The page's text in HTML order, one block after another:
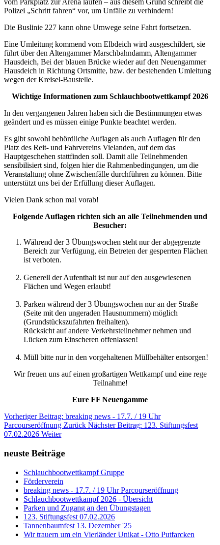
vom Parkplatz zur Arena laufen – aus diesem Grund schreibt die
Polizei „Schritt fahren“ vor, um Unfälle zu verhindern!
Die Buslinie 227 kann ohne Umwege seine Fahrt fortsetzen.
Eine Umleitung kommend vom Elbdeich wird ausgeschildert, sie
führt über den Altengammer Marschbahndamm, Altengammer
Hausdeich, Bei der blauen Brücke wieder auf den Neuengammer
Hausdeich in Richtung Ortsmitte, bzw. der bestehenden Umleitung
wegen der Kreisel-Baustelle.
Wichtige Informationen zum Schlauchbootwettkampf 2026
In den vergangenen Jahren haben sich die Bestimmungen etwas
geändert und es müssen einige Punkte beachtet werden.
Es gibt sowohl behördliche Auflagen als auch Auflagen für den
Platz des Reit- und Fahrvereins Vielanden, auf dem das
Hauptgeschehen stattfinden soll. Damit alle Teilnehmenden
sensibilisiert sind, folgen hier die Rahmenbedingungen, um die
Veranstaltung ohne Zwischenfälle durchführen zu können. Bitte
unterstützt uns bei der Erfüllung dieser Auflagen.
Vielen Dank schon mal vorab!
Folgende Auflagen richten sich an alle Teilnehmenden und
Besucher:
Während der 3 Übungswochen steht nur der abgegrenzte
Bereich zur Verfügung, ein Betreten der gesperrten Flächen
ist verboten.
Generell der Aufenthalt ist nur auf den ausgewiesenen
Flächen und Wegen erlaubt!
Parken während der 3 Übungswochen nur an der Straße
(Seite mit den ungeraden Hausnummern) möglich
(Grundstückszufahrten freihalten).
Rücksicht auf andere Verkehrsteilnehmer nehmen und
Lücken zum Einscheren offenlassen!
Müll bitte nur in den vorgehaltenen Müllbehälter entsorgen!
Wir freuen uns auf einen großartigen Wettkampf und eine rege
Teilnahme!
Eure FF Neuengamme
Vorheriger Beitrag: breaking news - 17.7. / 19 Uhr
Parcourseröffnung Zurück Nächster Beitrag: 123. Stiftungsfest
07.02.2026 Weiter
neuste Beiträge
Schlauchbootwettkampf Gruppe
Förderverein
breaking news - 17.7. / 19 Uhr Parcourseröffnung
Schlauchbootwettkampf 2026 - Übersicht
Parken und Zugang an den Übungstagen
123. Stiftungsfest 07.02.2026
Tannenbaumfest 13. Dezember '25
Wir trauern um ein Vierländer Unikat - Otto Putfarcken